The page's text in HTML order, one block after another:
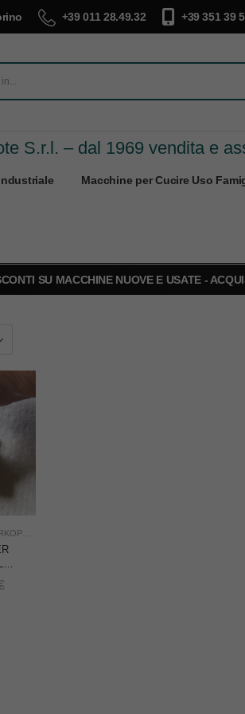
+39 011 28.49.32 +39 351 39
S.r.l. – dal 1969 vendita e
Macchine per Cucire Uso
SU MACCHINE NUOVE E USATE -
ORIGINALI